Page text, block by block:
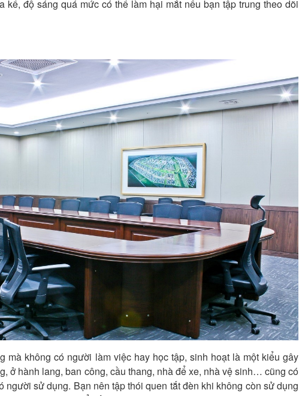
kể, độ sáng quá mức có thể làm hại mắt nếu bạn tập trung theo dõi
mà không có người làm việc hay học tập, sinh hoạt là một kiểu gây
ở hành lang, ban công, cầu thang, nhà để xe, nhà vệ sinh… cũng có
người sử dụng. Bạn nên tập thói quen tắt đèn khi không còn sử dụng